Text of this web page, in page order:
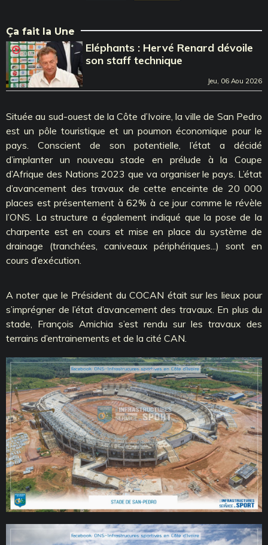
Ça fait la Une
Eléphants : Hervé Renard dévoile
son staff technique
Jeu, 06 Aou 2026
Située au sud-ouest de la Côte d’Ivoire, la ville de San Pedro
est un pôle touristique et un poumon économique pour le
pays. Conscient de son potentielle, l’état a décidé
d’implanter un nouveau stade en prélude à la Coupe
d’Afrique des Nations 2023 que va organiser le pays. L’état
d’avancement des travaux de cette enceinte de 20 000
places est présentement à 62% à ce jour comme le révèle
l’ONS. La structure a également indiqué que la pose de la
charpente est en cours et mise en place du système de
drainage (tranchées, caniveaux périphériques...) sont en
cours d’exécution.
A noter que le Président du COCAN était sur les lieux pour
s’imprégner de l’état d’avancement des travaux. En plus du
stade, François Amichia s’est rendu sur les travaux des
terrains d’entrainements et de la cité CAN.